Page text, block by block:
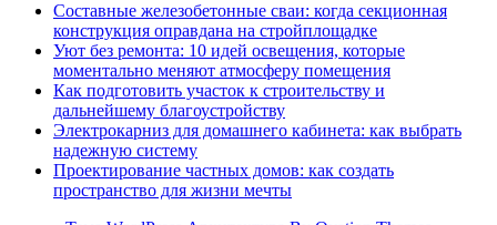
Составные железобетонные сваи: когда секционная
конструкция оправдана на стройплощадке
Уют без ремонта: 10 идей освещения, которые
моментально меняют атмосферу помещения
Как подготовить участок к строительству и
дальнейшему благоустройству
Электрокарниз для домашнего кабинета: как выбрать
надежную систему
Проектирование частных домов: как создать
пространство для жизни мечты